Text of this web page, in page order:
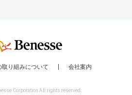
り組みについて 会社案内
Corporation All rights reserved.